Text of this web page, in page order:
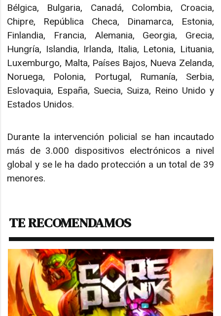
Bélgica, Bulgaria, Canadá, Colombia, Croacia,
Chipre, República Checa, Dinamarca, Estonia,
Finlandia, Francia, Alemania, Georgia, Grecia,
Hungría, Islandia, Irlanda, Italia, Letonia, Lituania,
Luxemburgo, Malta, Países Bajos, Nueva Zelanda,
Noruega, Polonia, Portugal, Rumanía, Serbia,
Eslovaquia, España, Suecia, Suiza, Reino Unido y
Estados Unidos.
Durante la intervención policial se han incautado
más de 3.000 dispositivos electrónicos a nivel
global y se le ha dado protección a un total de 39
menores.
TE RECOMENDAMOS